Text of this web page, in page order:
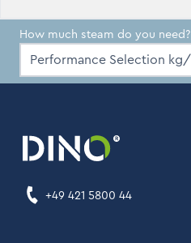
How much steam do you need?
+49 421 5800 44